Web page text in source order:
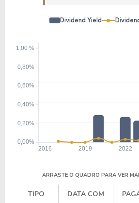
Dividend Yield
ARRASTE O QUADRO PARA VER
TIPO DATA COM